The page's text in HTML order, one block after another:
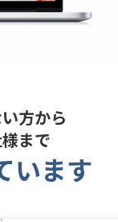
方から
まで
います